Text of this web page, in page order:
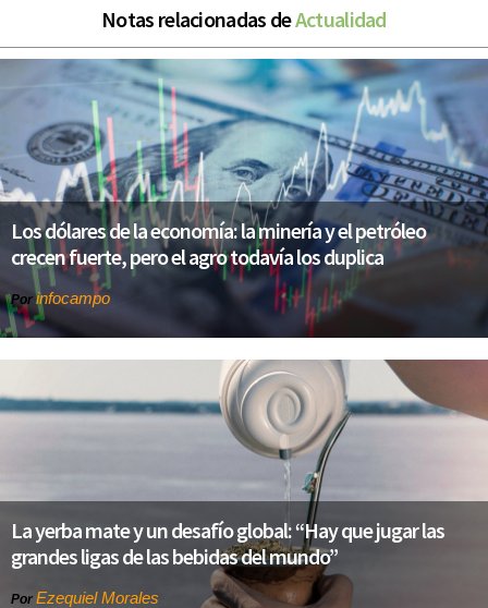
Notas relacionadas deActualidad
Los dólares de la economía: la minería y el petróleo
crecen fuerte, pero el agro todavía los duplica
Por infocampo
La yerba mate y un desafío global: “Hay que jugar las
grandes ligas de las bebidas del mundo”
Por Ezequiel Morales